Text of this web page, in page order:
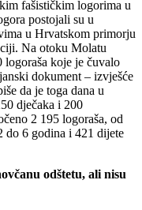
fašističkim logorima u
postojali su u
u Hrvatskom primorju
Na otoku Molatu
logoraša koje je čuvalo
dokument – izvješće
da je toga dana u
dječaka i 200
2 195 logoraša, od
do 6 godina i 421 dijete
odštetu, ali nisu